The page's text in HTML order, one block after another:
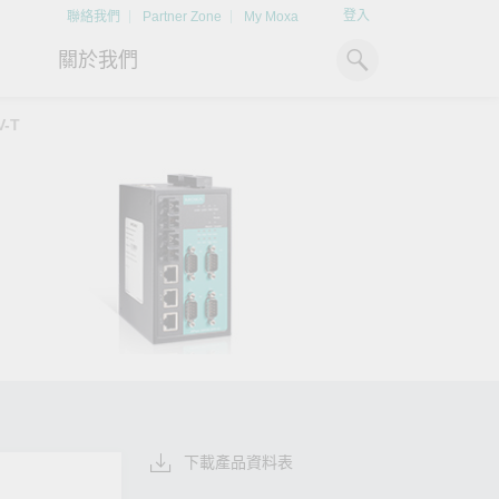
聯絡我們 Partner Zone My Moxa 登入
掌握綠能脈動
探索 BESS（電池儲能系統）
如何引領能源轉型，打造更潔
淨、更永續的能源環境。
文件資料庫
技術專文資料庫
關於我們
Moxa 人才小聯盟系統
如同美國職棒聯盟的人才育
成，我們發展 Moxa 人才小聯
盟系統，透過這樣培育人才的
T
下載產品資料表